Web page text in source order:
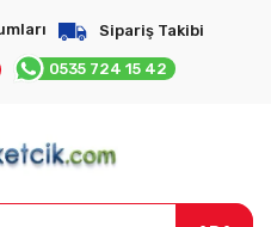
Sipariş Takibi
0535 724 15 42